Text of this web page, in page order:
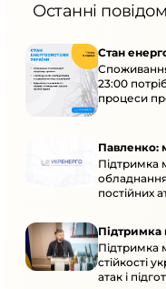
Останні
Стан
23:00
процеси
Павленко:
Підтримка
постійних
Підтримка
Підтримка
стійкості
атак і